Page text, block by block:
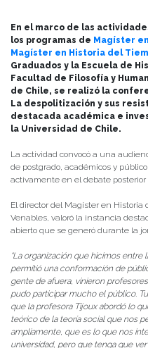
En el marco de las
los programas de Magíster
Magíster en Historia del
Graduados y la Escuela de
Facultad de Filosofía y
de Chile, se realizó la
La despolitización y sus
destacada académica e
la Universidad de Chile.
La actividad convocó a una
de postgrado, académicos y
activamente en el debate posterior
El director del Magíster en Historia
Venables, valoró la instancia
abierto que se generó durante la
“La organización que hicimos
permitió una conformación de
gente de afuera, vinieron
pudo participar mucho el público.
que la profesora Tijoux abordó lo
teórico de la teoría social que nos
ampliamente, que es lo que nos
universidad, pero que tenga que